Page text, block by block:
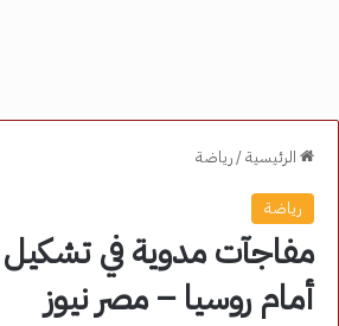
الرئيسية/رياضة
رياضة
مفاجآت مدوية في
أمام روسيا – مصر نيوز